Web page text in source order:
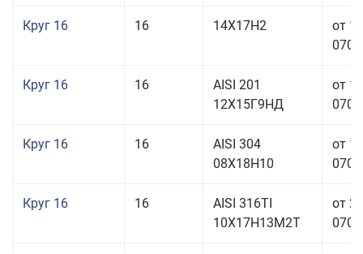
Круг 16 16 14Х17Н2
от
Круг 16 16
AISI 201
12Х15Г9НД
от
Круг 16 16
AISI 304
08Х18Н10
от
Круг 16 16
AISI 316TI
10Х17Н13М2Т
от